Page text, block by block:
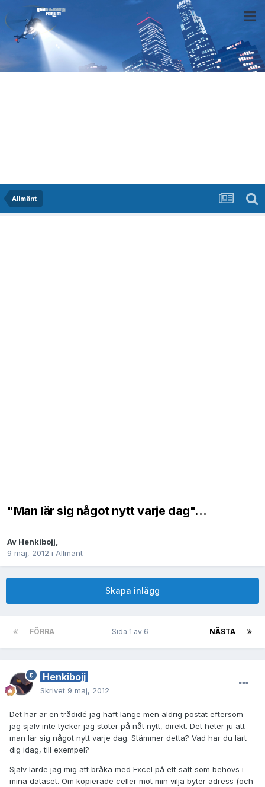
Allmänt
"Man lär sig något nytt varje dag"...
Av Henkibojj,
9 maj, 2012 i Allmänt
Skapa inlägg
FÖRRA NÄSTA
Sida 1 av 6
Henkibojj
Skrivet 9 maj, 2012
Det här är en trådidé jag haft länge men aldrig postat eftersom
jag själv inte tycker jag stöter på nåt nytt, direkt. Det heter ju att
man lär sig något nytt varje dag. Stämmer detta? Vad har du lärt
dig idag, till exempel?
Själv lärde jag mig att bråka med Excel på ett sätt som behövs i
mina dataset. Om kopierade celler mot min vilja byter adress (och